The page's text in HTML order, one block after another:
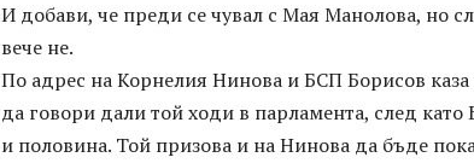
И добави, че преди се чувал с Мая Манолова, но
вече не.
По адрес на Корнелия Нинова и БСП Борисов
да говори дали той ходи в парламента, след
и половина. Той призова и на Нинова да бъде